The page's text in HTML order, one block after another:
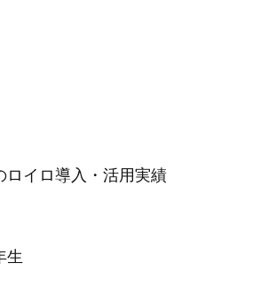
ロイロ導入・活用実績
生